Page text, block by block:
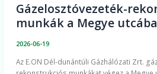
Gázelosztóvezeték-
munkák a Megye
2026-06-19
Az E.ON Dél-dunántúli Gázhálózati Zrt.